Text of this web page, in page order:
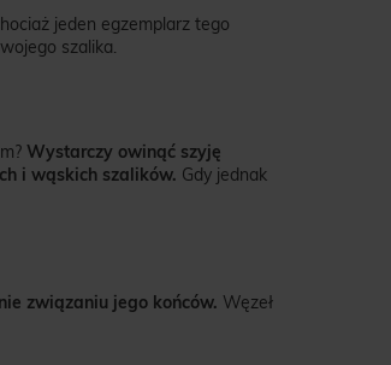
jeden egzemplarz tego
szalika.
Wystarczy owinąć szyję
i wąskich szalików. Gdy jednak
związaniu jego końców. Węzeł